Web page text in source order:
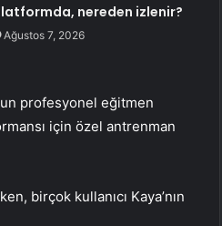
nereden izlenir?
Ağustos 7, 2026
profesyonel eğitmen
için özel antrenman
birçok kullanıcı Kaya’nın